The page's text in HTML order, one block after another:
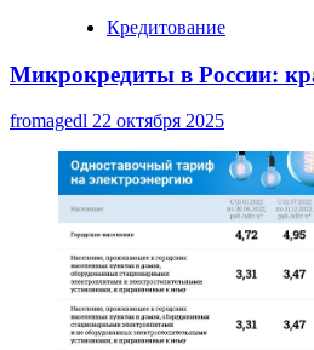
Кредитование
Микрокредиты в России:
fromagedl 22 октября 2025